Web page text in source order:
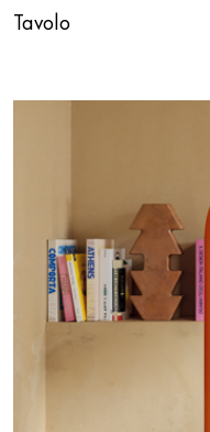
Tavolo